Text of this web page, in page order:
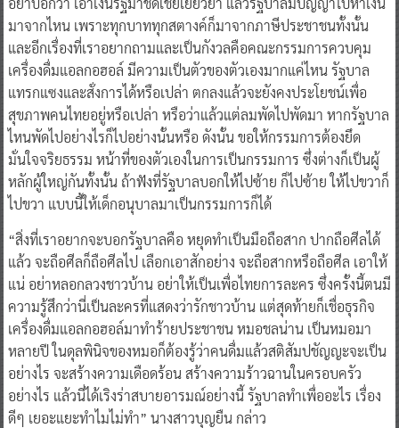
มาจากไหน เพราะทุกบาททุกสตางค์ก็มาจากภาษีประชาชนทั้งนั้น
และอีกเรื่องที่เราอยากถามและเป็นกังวลคือคณะกรรมการควบคุม
เครื่องดื่มแอลกอฮอล์ มีความเป็นตัวของตัวเองมากแค่ไหน รัฐบาล
แทรกแซงและสั่งการได้หรือเปล่า ตกลงแล้วจะยังคงประโยชน์เพื่อ
สุขภาพคนไทยอยู่หรือเปล่า หรือว่าแล้วแต่ลมพัดไปพัดมา หากรัฐบาล
ไหนพัดไปอย่างไรก็ไปอย่างนั้นหรือ ดังนั้น ขอให้กรรมการต้องยึด
มั่นใจจริยธรรม หน้าที่ของตัวเองในการเป็นกรรมการ ซึ่งต่างก็เป็นผู้
หลักผู้ใหญ่กันทั้งนั้น ถ้าฟังที่รัฐบาลบอกให้ไปซ้าย ก็ไปซ้าย ให้ไปขวาก็
ไปขวา แบบนี้ให้เด็กอนุบาลมาเป็นกรรมการก็ได้
“สิ่งที่เราอยากจะบอกรัฐบาลคือ หยุดทำเป็นมือถือสาก ปากถือศีลได้
แล้ว จะถือศีลก็ถือศีลไป เลือกเอาสักอย่าง จะถือสากหรือถือศีล เอาให้
แน่ อย่าหลอกลวงชาวบ้าน อย่าให้เป็นเพื่อไทยการละคร ซึ่งครั้งนี้ตนมี
ความรู้สึกว่านี่เป็นละครที่แสดงว่ารักชาวบ้าน แต่สุดท้ายก็เชื่อธุรกิจ
เครื่องดื่มแอลกอฮอล์มาทำร้ายประชาชน หมอชลน่าน เป็นหมอมา
หลายปี ในดุลพินิจของหมอก็ต้องรู้ว่าคนดื่มแล้วสติสัมปชัญญะจะเป็น
อย่างไร จะสร้างความเดือดร้อน สร้างความร้าวฉานในครอบครัว
อย่างไร แล้วนี่ได้เริงร่าสบายอารมณ์อย่างนี้ รัฐบาลทำเพื่ออะไร เรื่อง
ดีๆ เยอะแยะทำไมไม่ทำ” นางสาวบุญยืน กล่าว